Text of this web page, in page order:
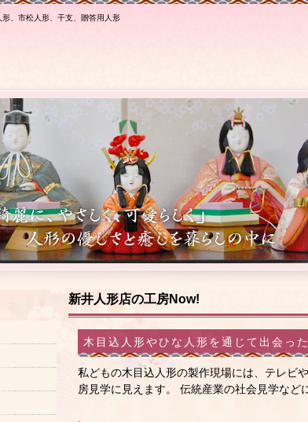
形、市松人形、干支、贈答用人形
新井人形店の工房Now!
木目込人形やひな人形を通じて出会っ
私どもの木目込人形の製作現場には、テレビ
房見学に見えます。 伝統産業の社会見学な